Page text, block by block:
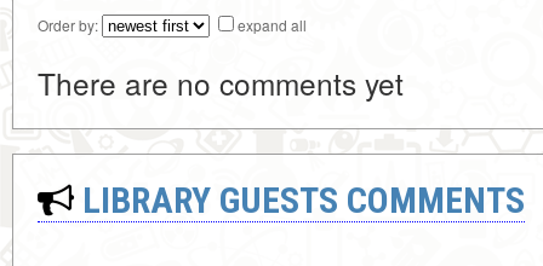
Order by: expand all
There are no comments yet
LIBRARY GUESTS COMMENTS